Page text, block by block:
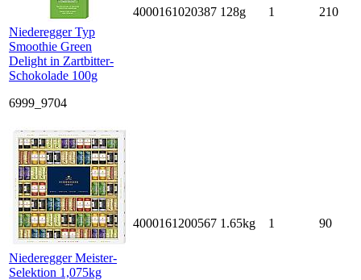
Niederegger Typ
Smoothie Green
Delight in Zartbitter-
Schokolade 100g
6999_9704
4000161020387 128g 1 210
Niederegger Meister-
Selektion 1,075kg
4000161200567 1.65kg 1 90